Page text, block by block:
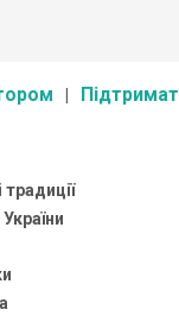
традиції